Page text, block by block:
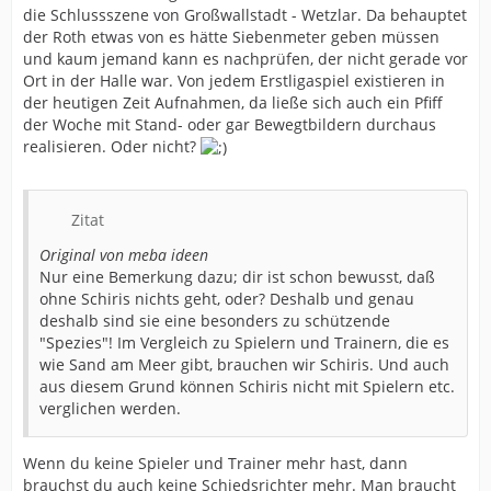
die Schlussszene von Großwallstadt - Wetzlar. Da behauptet
der Roth etwas von es hätte Siebenmeter geben müssen
und kaum jemand kann es nachprüfen, der nicht gerade vor
Ort in der Halle war. Von jedem Erstligaspiel existieren in
der heutigen Zeit Aufnahmen, da ließe sich auch ein Pfiff
der Woche mit Stand- oder gar Bewegtbildern durchaus
realisieren. Oder nicht?
Zitat
Original von meba ideen
Nur eine Bemerkung dazu; dir ist schon bewusst, daß
ohne Schiris nichts geht, oder? Deshalb und genau
deshalb sind sie eine besonders zu schützende
"Spezies"! Im Vergleich zu Spielern und Trainern, die es
wie Sand am Meer gibt, brauchen wir Schiris. Und auch
aus diesem Grund können Schiris nicht mit Spielern etc.
verglichen werden.
Wenn du keine Spieler und Trainer mehr hast, dann
brauchst du auch keine Schiedsrichter mehr. Man braucht